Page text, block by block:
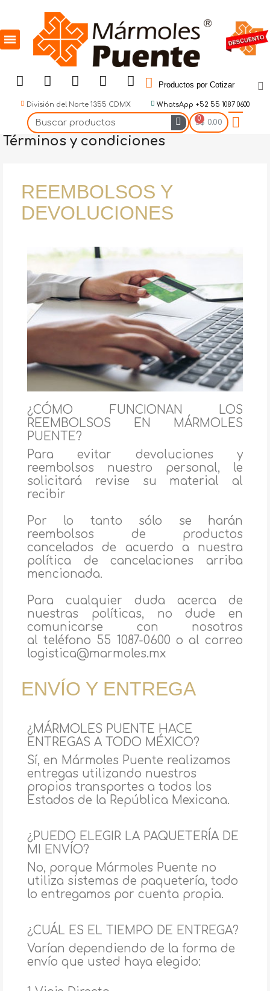
Productos por Cotizar
División del Norte 1355 CDMX WhatsApp +52 55 1087 0600
$ 0.00
Términos y condiciones
REEMBOLSOS Y
DEVOLUCIONES
¿CÓMO FUNCIONAN LOS
REEMBOLSOS EN MÁRMOLES
PUENTE?
Para evitar devoluciones y
reembolsos nuestro personal, le
solicitará revise su material al
recibir
Por lo tanto sólo se harán
reembolsos de productos
cancelados de acuerdo a nuestra
política de cancelaciones arriba
mencionada.
Para cualquier duda acerca de
nuestras políticas, no dude en
comunicarse con nosotros
al teléfono 55 1087-0600 o al correo
logistica@marmoles.mx
ENVÍO Y ENTREGA
¿MÁRMOLES PUENTE HACE
ENTREGAS A TODO MÉXICO?
Sí, en Mármoles Puente realizamos
entregas utilizando nuestros
propios transportes a todos los
Estados de la República Mexicana.
¿PUEDO ELEGIR LA PAQUETERÍA DE
MI ENVÍO?
No, porque Mármoles Puente no
utiliza sistemas de paquetería, todo
lo entregamos por cuenta propia.
¿CUÁL ES EL TIEMPO DE ENTREGA?
Varían dependiendo de la forma de
envío que usted haya elegido: